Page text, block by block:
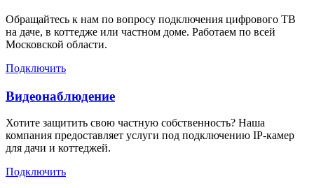
Обращайтесь к нам по вопросу подключения цифрового ТВ
на даче, в коттедже или частном доме. Работаем по всей
Московской области.
Подключить
Видеонаблюдение
Хотите защитить свою частную собственность? Наша
компания предоставляет услуги под подключению IP-камер
для дачи и коттеджей.
Подключить